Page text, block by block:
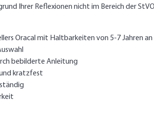
Ihrer Reflexionen nicht im Bereich der
Oracal mit Haltbarkeiten von 5-7 Jahren an
bebilderte Anleitung
kratzfest